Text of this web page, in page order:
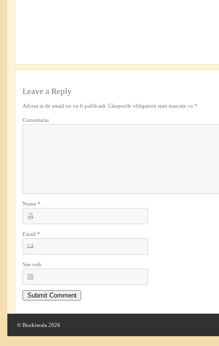
Leave a Reply
Adresa ta de email nu va fi publicată. Câmpurile obligatorii sunt marcate cu *
Comentariu
Nume *
Email *
Site web
© Bookiseala 2026